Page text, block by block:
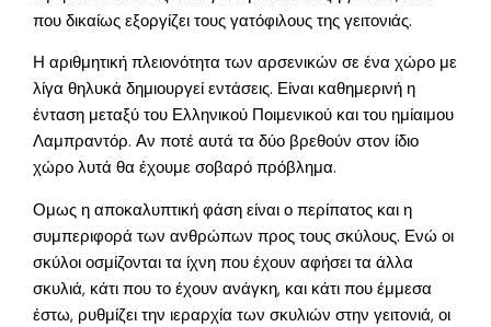
που δικαίως εξοργίζει τους γατόφιλους της γειτονιάς.
Η αριθμητική πλειονότητα των αρσενικών σε ένα χώρο με
λίγα θηλυκά δημιουργεί εντάσεις. Είναι καθημερινή η
ένταση μεταξύ του Ελληνικού Ποιμενικού και του ημίαιμου
Λαμπραντόρ. Αν ποτέ αυτά τα δύο βρεθούν στον ίδιο
χώρο λυτά θα έχουμε σοβαρό πρόβλημα.
Ομως η αποκαλυπτική φάση είναι ο περίπατος και η
συμπεριφορά των ανθρώπων προς τους σκύλους. Ενώ οι
σκύλοι οσμίζονται τα ίχνη που έχουν αφήσει τα άλλα
σκυλιά, κάτι που το έχουν ανάγκη, και κάτι που έμμεσα
έστω, ρυθμίζει την ιεραρχία των σκυλιών στην γειτονιά, οι